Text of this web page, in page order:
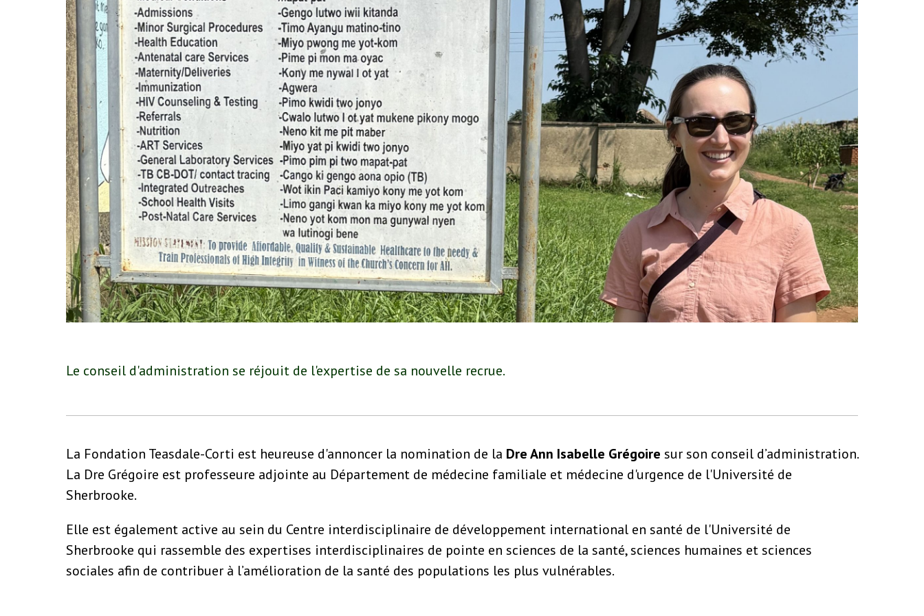
Le conseil d'administration se réjouit de l'expertise de sa nouvelle recrue.
La Fondation Teasdale-Corti est heureuse d'annoncer la nomination de la Dre Ann Isabelle Grégoire sur son conseil d’administration.
La Dre Grégoire est professeure adjointe au Département de médecine familiale et médecine d'urgence de l'Université de
Sherbrooke.
Elle est également active au sein du Centre interdisciplinaire de développement international en santé de l'Université de
Sherbrooke qui rassemble des expertises interdisciplinaires de pointe en sciences de la santé, sciences humaines et sciences
sociales afin de contribuer à l’amélioration de la santé des populations les plus vulnérables.